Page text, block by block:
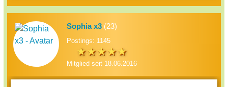
Sophia x3 (23)
Postings: 1145
Mitglied seit 18.06.2016